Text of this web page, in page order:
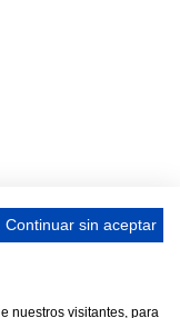
Continuar sin aceptar
nuestros visitantes, para